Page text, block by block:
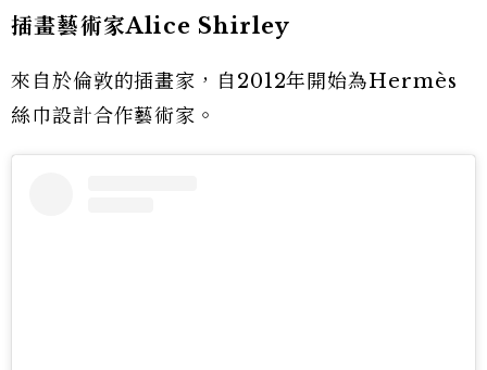
插畫藝術家Alice Shirley
來自於倫敦的插畫家，自2012年開始為Hermès
絲巾設計合作藝術家。